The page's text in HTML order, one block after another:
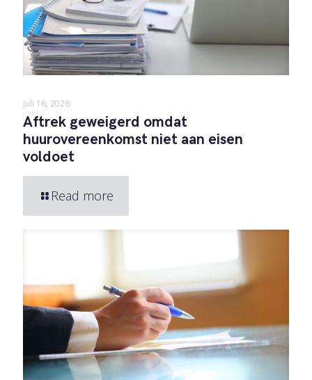
juli 16, 2026
Aftrek geweigerd omdat
huurovereenkomst niet aan eisen
voldoet
Read more